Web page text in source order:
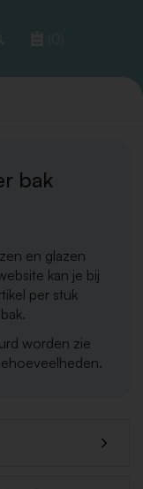
(0)
bak
en glazen
kan je bij
per stuk
worden zie